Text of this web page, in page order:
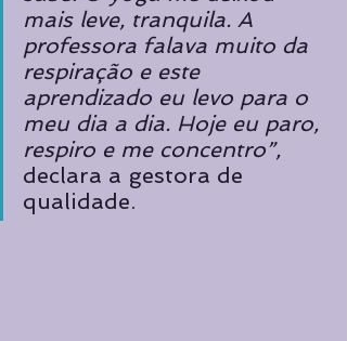
mais leve, tranquila. A
professora falava muito da
respiração e este
aprendizado eu levo para o
meu dia a dia. Hoje eu paro,
respiro e me concentro”,
declara a gestora de
qualidade.